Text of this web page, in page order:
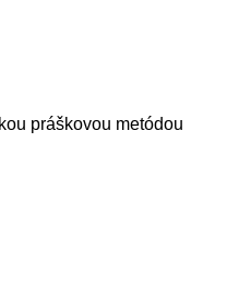
práškovou metódou